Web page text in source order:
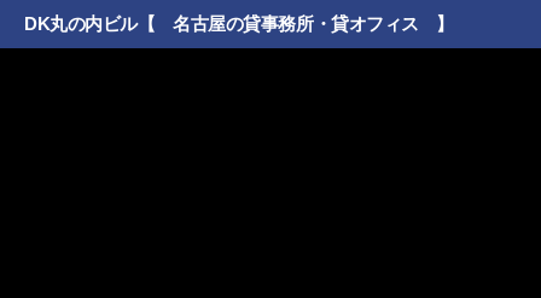
DK丸の内ビル【 名古屋の貸事務所・貸オフィス 】